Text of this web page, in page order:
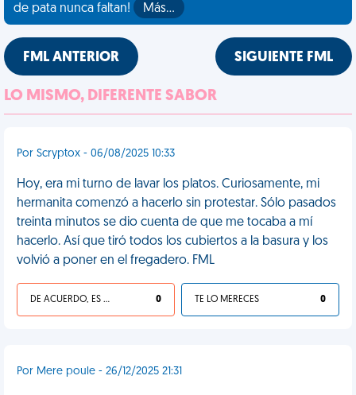
de pata nunca faltan!
Más…
FML ANTERIOR SIGUIENTE FML
LO MISMO, DIFERENTE SABOR
Por Scryptox - 06/08/2025 10:33
Hoy, era mi turno de lavar los platos. Curiosamente, mi
hermanita comenzó a hacerlo sin protestar. Sólo pasados
treinta minutos se dio cuenta de que me tocaba a mí
hacerlo. Así que tiró todos los cubiertos a la basura y los
volvió a poner en el fregadero. FML
DE ACUERDO, ES UNA VIDA HP 0 TE LO MERECES 0
Por Mere poule - 26/12/2025 21:31